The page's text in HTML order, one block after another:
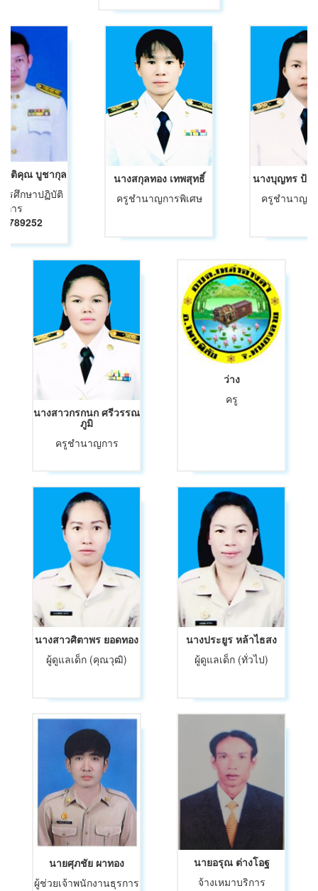
ตติคุณ บูชากุล
รศึกษาปฏิบัติ
การ
นางสกุลทอง เทพสุทธิ์
ครูชำนาญการพิเศษ
นางบุญทร ป้อ
ครูชำนาญก
นางสาวกรกนก ศรีวรรณ
ภูมิ
ครูชำนาญการ
ว่าง
ครู
นางสาวศิตาพร ยอดทอง
ผู้ดูแลเด็ก (คุณวุฒิ)
นางประยูร หล้าไธสง
ผู้ดูแลเด็ก (ทั่วไป)
นายศุภชัย ผาทอง
ผู้ช่วยเจ้าพนักงานธุรการ
นายอรุณ ต่างโอฐ
จ้างเหมาบริการ